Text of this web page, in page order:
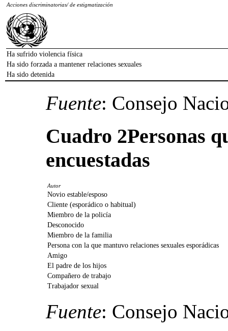
Acciones discriminatorias/ de estigmatización
Ha sufrido violencia física
Ha sido forzada a mantener relaciones sexuales
Ha sido detenida
Fuente: Consejo
Cuadro 2Personas
encuestadas
Autor
Novio estable/esposo
Cliente (esporádico o habitual)
Miembro de la policía
Desconocido
Miembro de la familia
Persona con la que mantuvo relaciones sexuales esporádicas
Amigo
El padre de los hijos
Compañero de trabajo
Trabajador sexual
Fuente: Consejo